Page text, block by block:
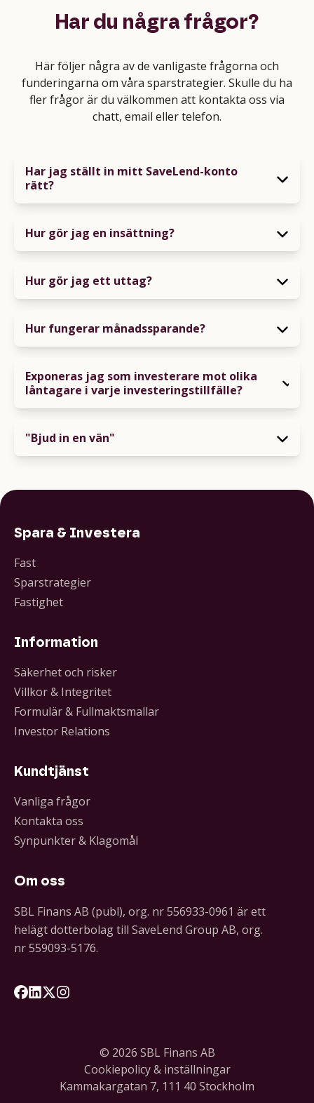
Har du några frågor?
Här följer några av de vanligaste frågorna och
funderingarna om våra sparstrategier. Skulle du ha
fler frågor är du välkommen att kontakta oss via
chatt, email eller telefon.
Har jag ställt in mitt SaveLend-konto
rätt?
Hur gör jag en insättning?
Hur gör jag ett uttag?
Hur fungerar månadssparande?
Exponeras jag som investerare mot olika
låntagare i varje investeringstillfälle?
"Bjud in en vän"
Spara & Investera
Fast
Sparstrategier
Fastighet
Information
Säkerhet och risker
Villkor & Integritet
Formulär & Fullmaktsmallar
Investor Relations
Kundtjänst
Vanliga frågor
Kontakta oss
Synpunkter & Klagomål
Om oss
SBL Finans AB (publ), org. nr 556933-0961 är ett
helägt dotterbolag till SaveLend Group AB, org.
nr 559093-5176.
Följ oss på Facebook
Följ oss på LinkedIn
Följ oss på X
Följ oss på Instagram
© 2026 SBL Finans AB
Cookiepolicy & inställningar
Kammakargatan 7, 111 40 Stockholm